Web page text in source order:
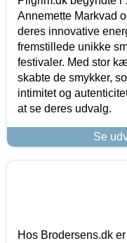
Annemette Markvad
deres innovative
fremstillede unikke
festivaler. Med stor
skabte de smykker,
intimitet og
at se deres udvalg.
Se
Hos Brodersens.dk